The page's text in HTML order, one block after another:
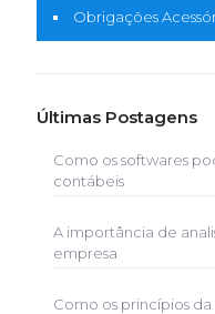
Obrigações
Últimas Postagens
Como os softwares
contábeis
A importância de
empresa
Como os princípios